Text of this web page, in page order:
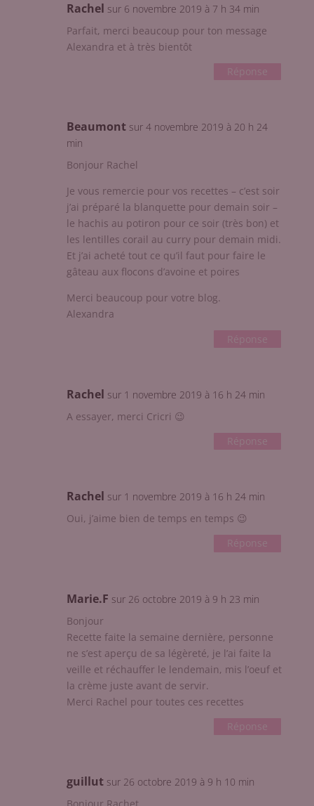
Rachel sur 6 novembre 2019 à 7 h 34 min
Parfait, merci beaucoup pour ton message
Alexandra et à très bientôt
Réponse
Beaumont sur 4 novembre 2019 à 20 h 24
min
Bonjour Rachel
Je vous remercie pour vos recettes – c’est soir
j’ai préparé la blanquette pour demain soir –
le hachis au potiron pour ce soir (très bon) et
les lentilles corail au curry pour demain midi.
Et j’ai acheté tout ce qu’il faut pour faire le
gâteau aux flocons d’avoine et poires
Merci beaucoup pour votre blog.
Alexandra
Réponse
Rachel sur 1 novembre 2019 à 16 h 24 min
A essayer, merci Cricri 😉
Réponse
Rachel sur 1 novembre 2019 à 16 h 24 min
Oui, j’aime bien de temps en temps 😉
Réponse
Marie.F sur 26 octobre 2019 à 9 h 23 min
Bonjour
Recette faite la semaine dernière, personne
ne s’est aperçu de sa légèreté, je l’ai faite la
veille et réchauffer le lendemain, mis l’oeuf et
la crème juste avant de servir.
Merci Rachel pour toutes ces recettes
Réponse
guillut sur 26 octobre 2019 à 9 h 10 min